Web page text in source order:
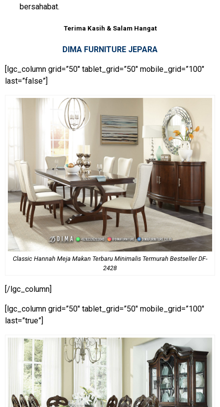
bersahabat.
Terima Kasih & Salam Hangat
DIMA FURNITURE JEPARA
[lgc_column grid=”50″ tablet_grid=”50″ mobile_grid=”100″
last=”false”]
Classic Hannah Meja Makan Terbaru Minimalis Termurah Bestseller DF-
2428
[/lgc_column]
[lgc_column grid=”50″ tablet_grid=”50″ mobile_grid=”100″
last=”true”]